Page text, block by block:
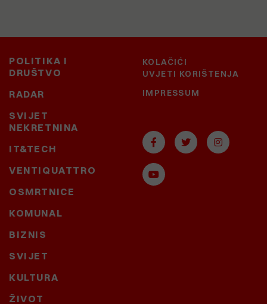
POLITIKA I
DRUŠTVO
RADAR
SVIJET
NEKRETNINA
IT&TECH
VENTIQUATTRO
OSMRTNICE
KOMUNAL
BIZNIS
SVIJET
KULTURA
ŽIVOT
KOLAČIĆI
UVJETI KORIŠTENJA
IMPRESSUM